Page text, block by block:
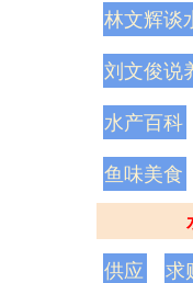
林文辉谈
刘文俊说
水产百科
鱼味美食
供应 求